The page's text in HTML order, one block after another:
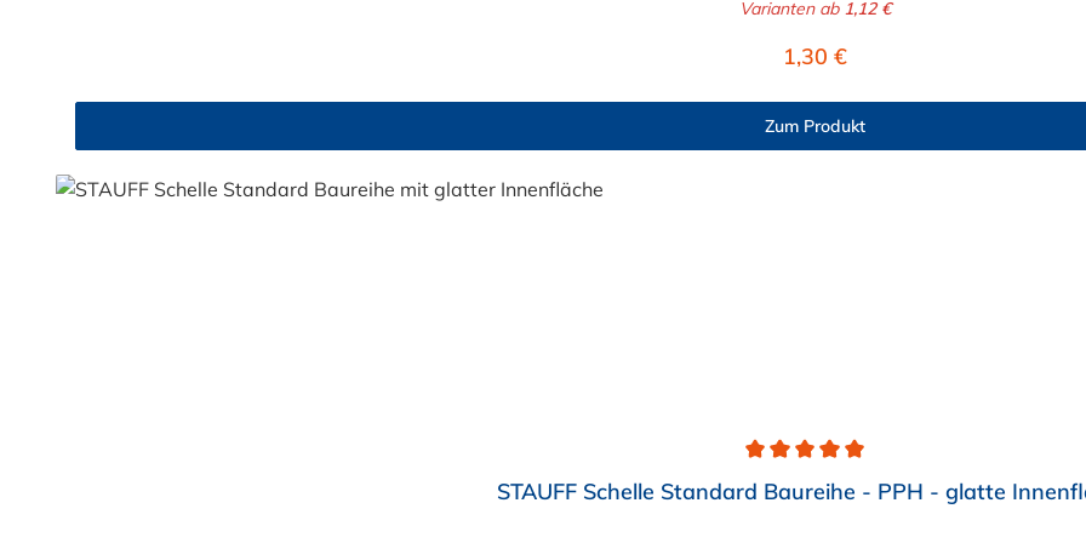
Varianten ab1,12 €
Regulärer Preis:
1,30 €
Zum Produkt
Durchschnittliche Bewertung von 5 von 5 SternenSTAUFF Schelle Standard Baureihe - PPH - glatte